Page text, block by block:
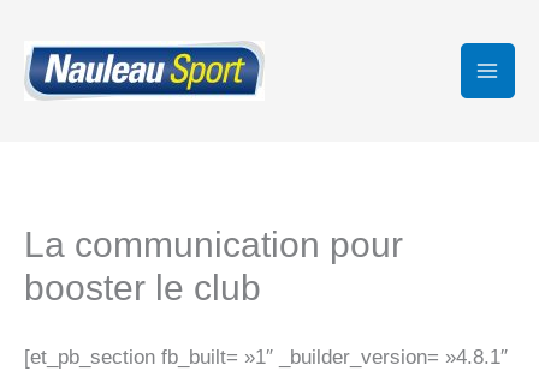
contenu
La communication pour
booster le club
[et_pb_section fb_built= »1″ _builder_version= »4.8.1″